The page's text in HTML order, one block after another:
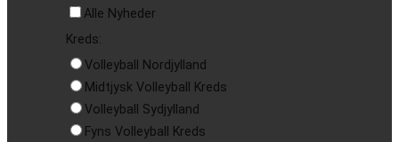
Alle Nyheder
Kreds:
Volleyball Nordjylland
Midtjysk Volleyball Kreds
Volleyball Sydjylland
Fyns Volleyball Kreds